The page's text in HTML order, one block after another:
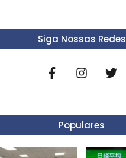
Siga Nossas Redes
Populares